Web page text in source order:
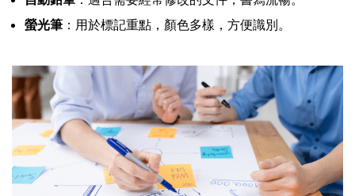
螢光筆 ：用於標記重點，顏色多樣，方便識別。